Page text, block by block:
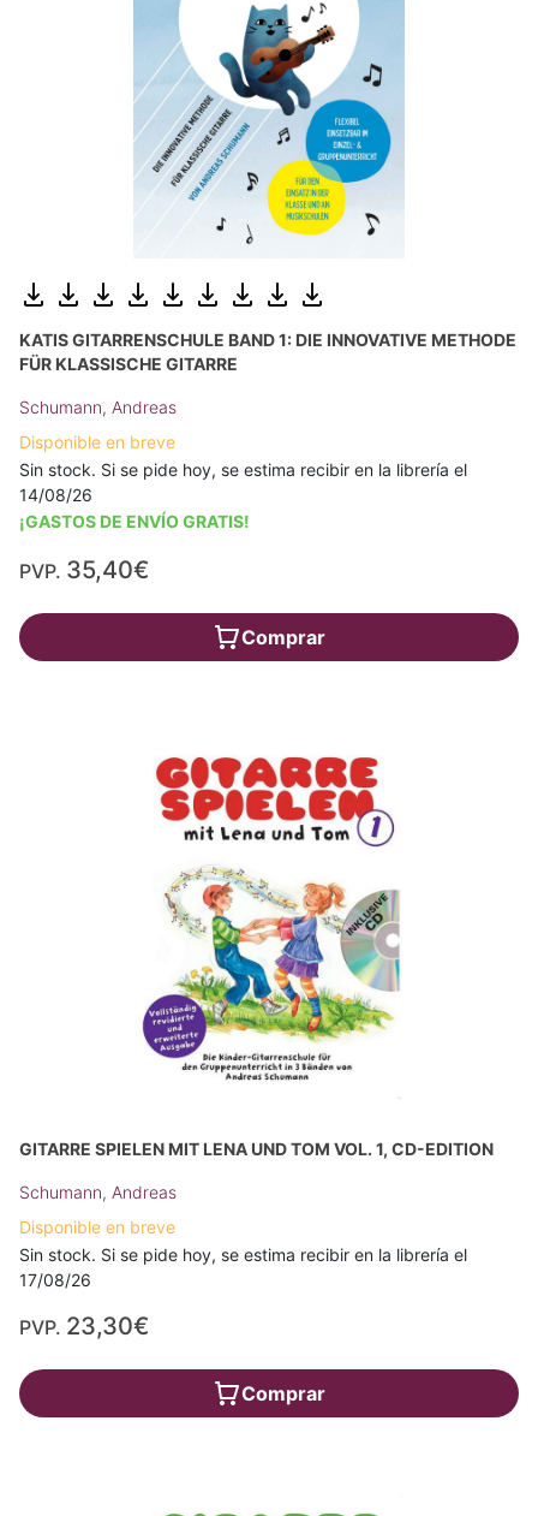
KATIS GITARRENSCHULE BAND 1: DIE INNOVATIVE METHODE
FÜR KLASSISCHE GITARRE
Schumann, Andreas
Disponible en breve
Sin stock. Si se pide hoy, se estima recibir en la librería el
14/08/26
¡GASTOS DE ENVÍO GRATIS!
PVP. 35,40€
Comprar
GITARRE SPIELEN MIT LENA UND TOM VOL. 1, CD-EDITION
Schumann, Andreas
Disponible en breve
Sin stock. Si se pide hoy, se estima recibir en la librería el
17/08/26
PVP. 23,30€
Comprar